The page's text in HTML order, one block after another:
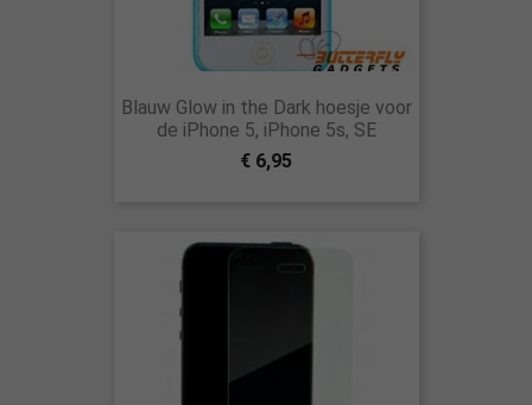
Blauw Glow in the Dark hoesje voor
de iPhone 5, iPhone 5s, SE
€ 6,95